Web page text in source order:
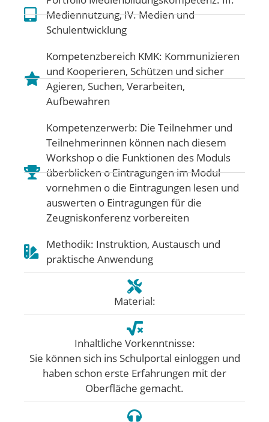
Mediennutzung,IV. Medien und
Schulentwicklung
Kompetenzbereich KMK: Kommunizieren
und Kooperieren, Schützen und sicher
Agieren, Suchen, Verarbeiten,
Aufbewahren
Kompetenzerwerb: Die Teilnehmer und
Teilnehmerinnen können nach diesem
Workshop o die Funktionen des Moduls
überblicken o Eintragungen im Modul
vornehmen o die Eintragungen lesen und
auswerten o Eintragungen für die
Zeugniskonferenz vorbereiten
Methodik: Instruktion, Austausch und
praktische Anwendung
Material:
Inhaltliche Vorkenntnisse:
Sie können sich ins Schulportal einloggen und
haben schon erste Erfahrungen mit der
Oberfläche gemacht.